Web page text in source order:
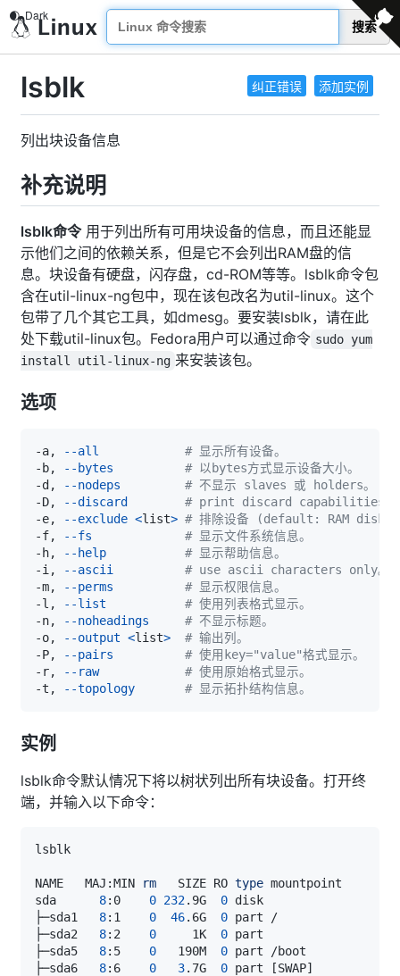
搜索
纠正错误 添加实例
lsblk
列出块设备信息
补充说明
lsblk命令用于列出所有可用块设备的信息，而且还能显
示他们之间的依赖关系，但是它不会列出RAM盘的信
息。块设备有硬盘，闪存盘，cd-ROM等等。lsblk命令包
含在util-linux-ng包中，现在该包改名为util-linux。这个
包带了几个其它工具，如dmesg。要安装lsblk，请在此
处下载util-linux包。Fedora用户可以通过命令 sudo yum
install util-linux-ng 来安装该包。
选项
-a, --all
# 显示所有设备。
-b,
--bytes
# 以bytes方式显示设备大小。
-d,
--nodeps
# 不显示 slaves 或 holders。
-D,
--discard
# print discard capabilities。
-e,
--exclude <list> # 排除设备 (default: RAM disks)
-f,
--fs
# 显示文件系统信息。
-h,
--help
# 显示帮助信息。
-i,
--ascii
# use ascii characters only。
-m,
--perms
# 显示权限信息。
-l,
--list
# 使用列表格式显示。
-n,
--noheadings
# 不显示标题。
-o,
--output <list>
# 输出列。
-P,
--pairs
# 使用key="value"格式显示。
-r,
--raw
# 使用原始格式显示。
-t,
--topology # 显示拓扑结构信息。
实例
lsblk命令默认情况下将以树状列出所有块设备。打开终
端，并输入以下命令：
NAME   MAJ:MIN rm
   SIZE RO
type
sda 8:0 0 232.9G 0
├─sda1 8:1 0 46.6G 0
├─sda2 8:2 0
     1K
0
├─sda5 8:5 0
   190M
0
├─sda6 8:6 0 3.7G 0 part [SWAP]